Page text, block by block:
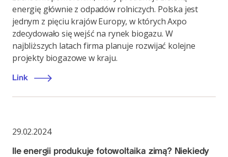
energię głównie z odpadów rolniczych. Polska jest
jednym z pięciu krajów Europy, w których Axpo
zdecydowało się wejść na rynek biogazu. W
najbliższych latach firma planuje rozwijać kolejne
projekty biogazowe w kraju.
Link
29.02.2024
Ile energii produkuje fotowoltaika zimą? Niekiedy